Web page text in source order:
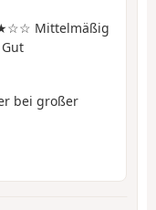
Mittelmäßig
bei großer